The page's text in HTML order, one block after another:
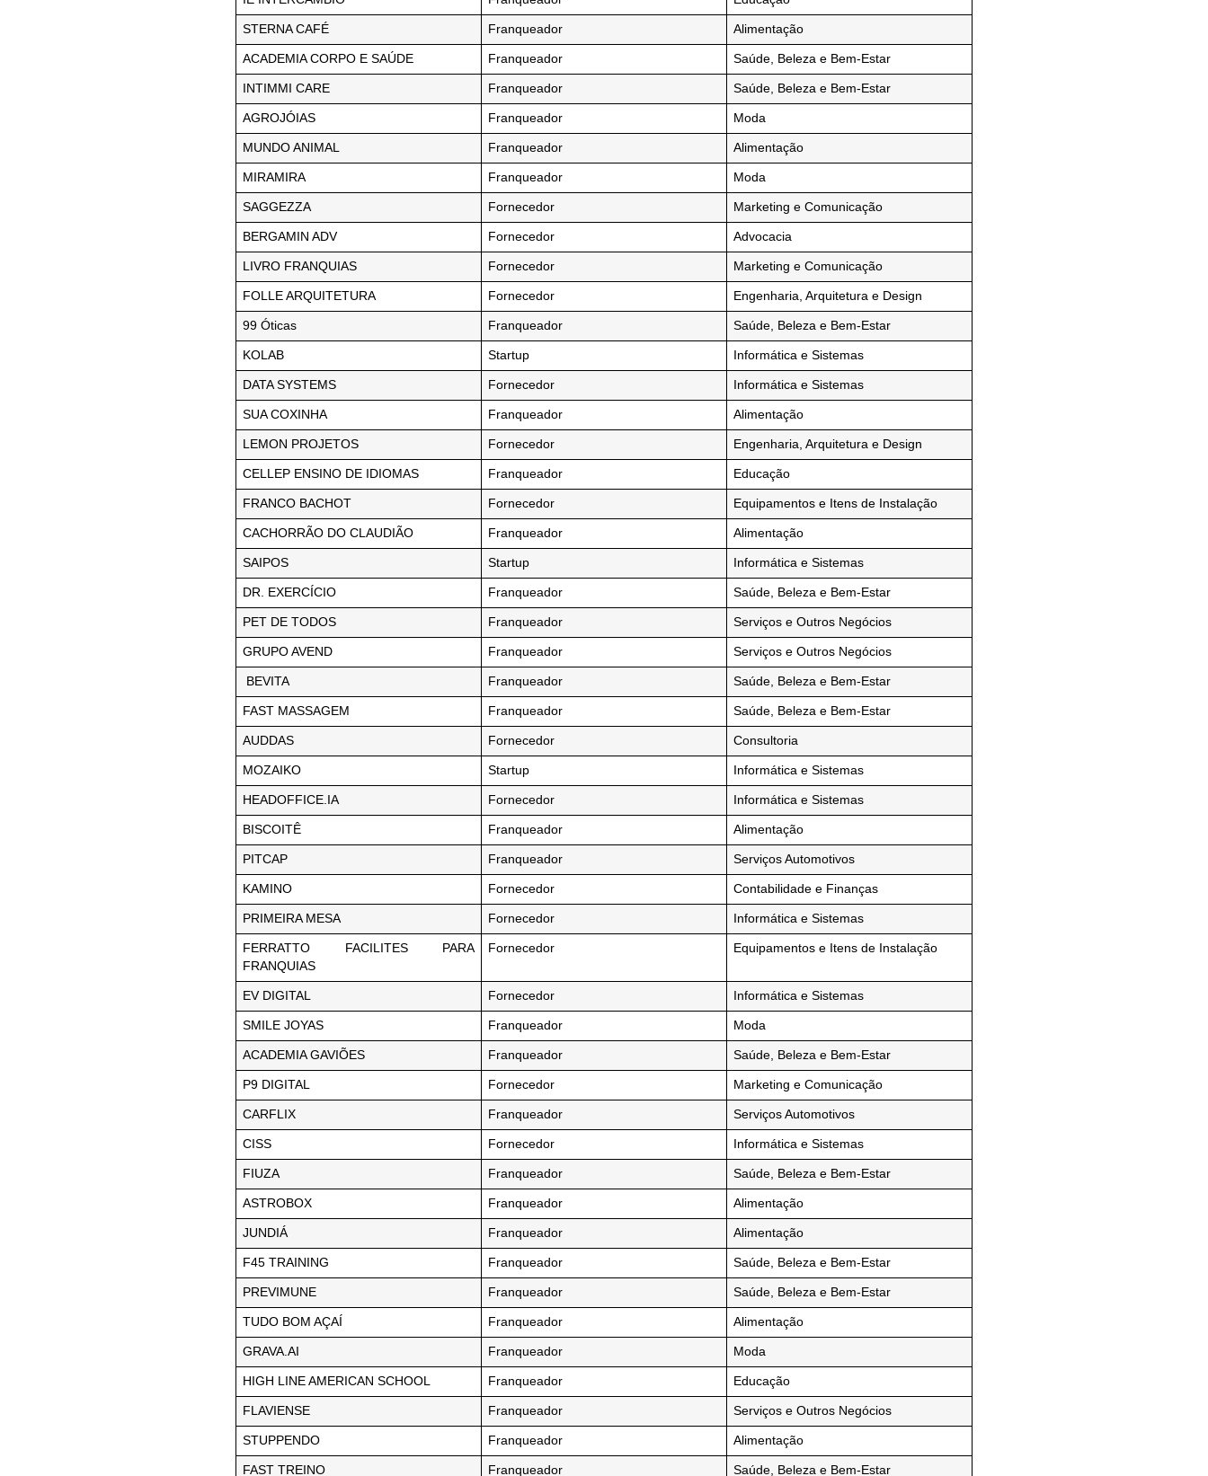
STERNA CAFÉ Franqueador Alimentação
ACADEMIA CORPO E SAÚDE Franqueador Saúde, Beleza e Bem-Estar
INTIMMI CARE Franqueador Saúde, Beleza e Bem-Estar
AGROJÓIAS Franqueador Moda
MUNDO ANIMAL Franqueador Alimentação
MIRAMIRA Franqueador Moda
SAGGEZZA Fornecedor Marketing e Comunicação
BERGAMIN ADV Fornecedor Advocacia
LIVRO FRANQUIAS Fornecedor Marketing e Comunicação
FOLLE ARQUITETURA Fornecedor Engenharia, Arquitetura e Design
99 Óticas Franqueador Saúde, Beleza e Bem-Estar
KOLAB Startup Informática e Sistemas
DATA SYSTEMS Fornecedor Informática e Sistemas
SUA COXINHA Franqueador Alimentação
LEMON PROJETOS Fornecedor Engenharia, Arquitetura e Design
CELLEP ENSINO DE IDIOMAS Franqueador Educação
FRANCO BACHOT Fornecedor Equipamentos e Itens de Instalação
CACHORRÃO DO CLAUDIÃO Franqueador Alimentação
SAIPOS Startup Informática e Sistemas
DR. EXERCÍCIO Franqueador Saúde, Beleza e Bem-Estar
PET DE TODOS Franqueador Serviços e Outros Negócios
GRUPO AVEND Franqueador Serviços e Outros Negócios
BEVITA Franqueador Saúde, Beleza e Bem-Estar
FAST MASSAGEM Franqueador Saúde, Beleza e Bem-Estar
AUDDAS Fornecedor Consultoria
MOZAIKO Startup Informática e Sistemas
HEADOFFICE.IA Fornecedor Informática e Sistemas
BISCOITÊ Franqueador Alimentação
PITCAP Franqueador Serviços Automotivos
KAMINO Fornecedor Contabilidade e Finanças
PRIMEIRA MESA Fornecedor Informática e Sistemas
FERRATTO FACILITES PARA
FRANQUIAS
Fornecedor Equipamentos e Itens de Instalação
EV DIGITAL Fornecedor Informática e Sistemas
SMILE JOYAS Franqueador Moda
ACADEMIA GAVIÕES Franqueador Saúde, Beleza e Bem-Estar
P9 DIGITAL Fornecedor Marketing e Comunicação
CARFLIX Franqueador Serviços Automotivos
CISS Fornecedor Informática e Sistemas
FIUZA Franqueador Saúde, Beleza e Bem-Estar
ASTROBOX Franqueador Alimentação
JUNDIÁ Franqueador Alimentação
F45 TRAINING Franqueador Saúde, Beleza e Bem-Estar
PREVIMUNE Franqueador Saúde, Beleza e Bem-Estar
TUDO BOM AÇAÍ Franqueador Alimentação
GRAVA.AI Franqueador Moda
HIGH LINE AMERICAN SCHOOL Franqueador Educação
FLAVIENSE Franqueador Serviços e Outros Negócios
STUPPENDO Franqueador Alimentação
FAST TREINO Franqueador Saúde, Beleza e Bem-Estar